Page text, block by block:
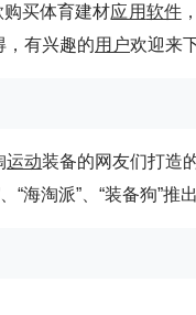
买体育建材应用软件
，有兴趣的用户欢迎来
运动装备的网友们打造
“海淘派”、“装备狗”推